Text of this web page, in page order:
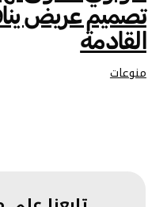
تصميم عريض
القادمة
منوعات